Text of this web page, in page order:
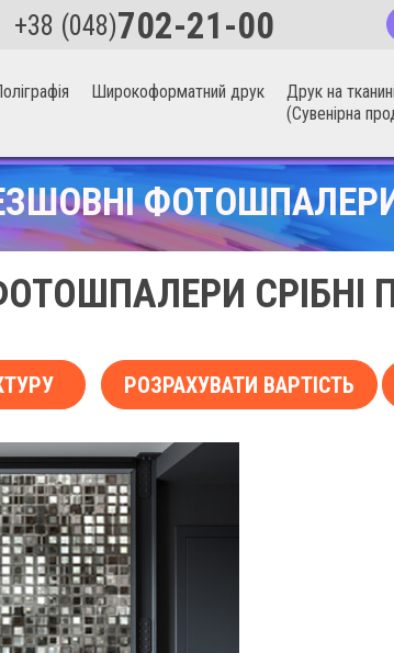
+38 (048)702-21-00
Широкоформатний друк
Друк на
(Сувенірна
СРІБНІ
РОЗРАХУВАТИ ВАРТІСТЬ